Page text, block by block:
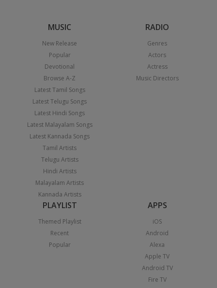
MUSIC
New Release
Popular
Devotional
Browse A-Z
Latest Tamil Songs
Latest Telugu Songs
Latest Hindi Songs
Latest Malayalam Songs
Latest Kannada Songs
Tamil Artists
Telugu Artists
Hindi Artists
Malayalam Artists
Kannada Artists
RADIO
Genres
Actors
Actress
Music Directors
PLAYLIST
Themed Playlist
Recent
Popular
APPS
iOS
Android
Alexa
Apple TV
Android TV
Fire TV